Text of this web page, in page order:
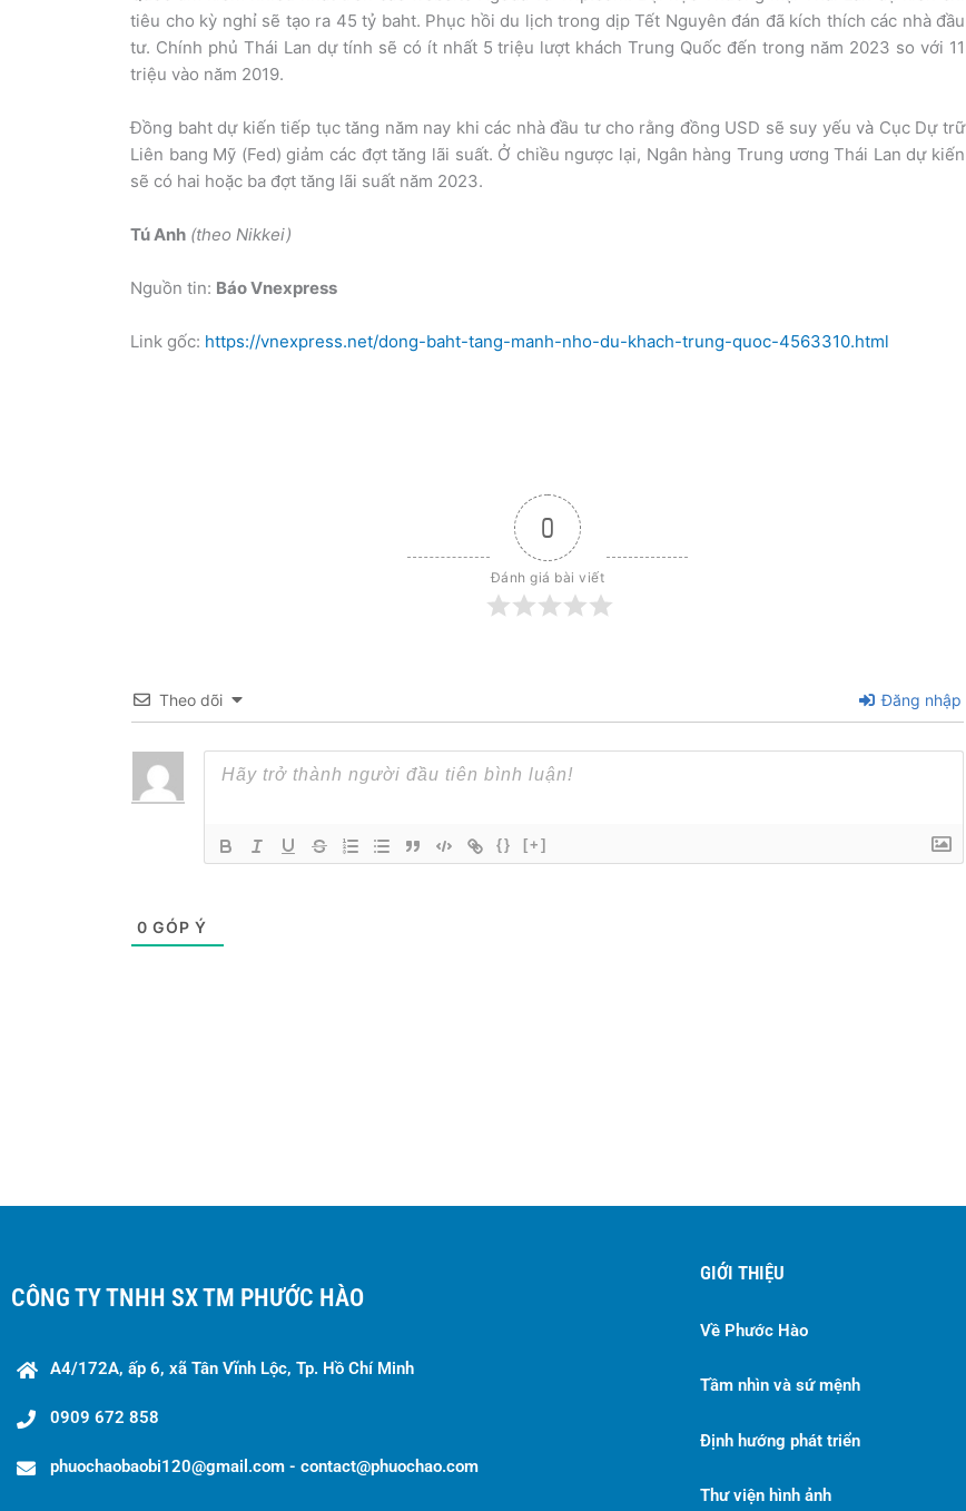
tiêu cho kỳ nghỉ sẽ tạo ra 45 tỷ baht. Phục hồi du lịch trong dịp Tết Nguyên đán đã kích thích các nhà đầu
tư. Chính phủ Thái Lan dự tính sẽ có ít nhất 5 triệu lượt khách Trung Quốc đến trong năm 2023 so với 11
triệu vào năm 2019.
Đồng baht dự kiến tiếp tục tăng năm nay khi các nhà đầu tư cho rằng đồng USD sẽ suy yếu và Cục Dự trữ
Liên bang Mỹ (Fed) giảm các đợt tăng lãi suất. Ở chiều ngược lại, Ngân hàng Trung ương Thái Lan dự kiến
sẽ có hai hoặc ba đợt tăng lãi suất năm 2023.
Tú Anh (theo Nikkei)
Nguồn tin: Báo Vnexpress
Link gốc: https://vnexpress.net/dong-baht-tang-manh-nho-du-khach-trung-quoc-4563310.html
0
Đánh giá bài viết
Theo dõi Đăng nhập
{} [+]
0 GÓP Ý
CÔNG TY TNHH SX TM PHƯỚC HÀO
A4/172A, ấp 6, xã Tân Vĩnh Lộc, Tp. Hồ Chí Minh
0909 672 858
phuochaobaobi120@gmail.com - contact@phuochao.com
GIỚI THIỆU
Về Phước Hào
Tầm nhìn và sứ mệnh
Định hướng phát triển
Thư viện hình ảnh